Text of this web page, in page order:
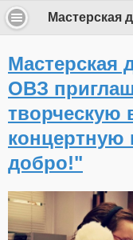
Мастерская
ОВЗ
творческую
концертную
добро!"